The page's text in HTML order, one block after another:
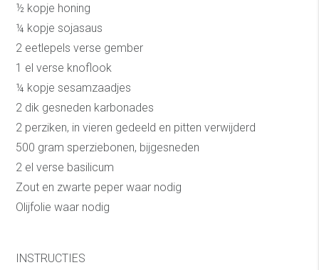
½ kopje honing
¼ kopje sojasaus
2 eetlepels verse gember
1 el verse knoflook
¼ kopje sesamzaadjes
2 dik gesneden karbonades
2 perziken, in vieren gedeeld en pitten verwijderd
500 gram sperziebonen, bijgesneden
2 el verse basilicum
Zout en zwarte peper waar nodig
Olijfolie waar nodig
INSTRUCTIES